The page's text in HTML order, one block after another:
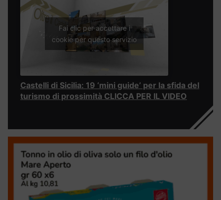
Fai clic per accettare i
cookie per questo servizio
Castelli di Sicilia: 19 ‘mini guide’ per la sfida del
turismo di prossimità CLICCA PER IL VIDEO